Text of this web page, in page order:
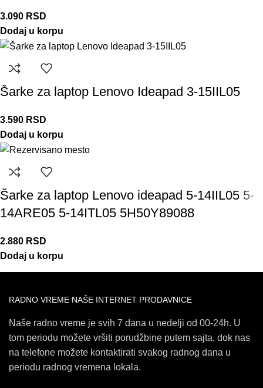
3.090 RSD
Dodaj u korpu
Šarke za laptop Lenovo Ideapad 3-15IIL05
3.590 RSD
Dodaj u korpu
Šarke za laptop Lenovo ideapad 5-14IIL05 5-
14ARE05 5-14ITL05 5H50Y89088
2.880 RSD
Dodaj u korpu
RADNO VREME NAŠE INTERNET PRODAVNICE
Naše radno vreme je svih 7 dana u nedelji od 00-24h. U
tom periodu možete vršiti porudžbine putem sajta, dok nas
na telefone možete kontaktirati svakog radnog dana u
periodu radnog vremena lokala.